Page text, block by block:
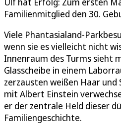
Familienmitglied den 30.
Viele Phantasialand-
wenn sie es vielleicht nicht
Innenraum des Turms sieht
Glasscheibe in einem
zerzausten weißen Haar
mit Albert Einstein
er der zentrale Held dieser
Familiengeschichte.